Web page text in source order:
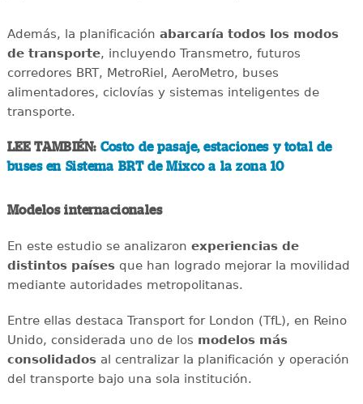
Además, la planificación abarcaría todos los modos
de transporte, incluyendo Transmetro, futuros
corredores BRT, MetroRiel, AeroMetro, buses
alimentadores, ciclovías y sistemas inteligentes de
transporte.
LEE TAMBIÉN: Costo de pasaje, estaciones y total de
buses en Sistema BRT de Mixco a la zona 10
Modelos internacionales
En este estudio se analizaron experiencias de
distintos paísesque han logrado mejorar la movilidad
mediante autoridades metropolitanas.
Entre ellas destaca Transport for London (TfL), en Reino
Unido, considerada uno de los modelos más
consolidadosal centralizar la planificación y operación
del transporte bajo una sola institución.